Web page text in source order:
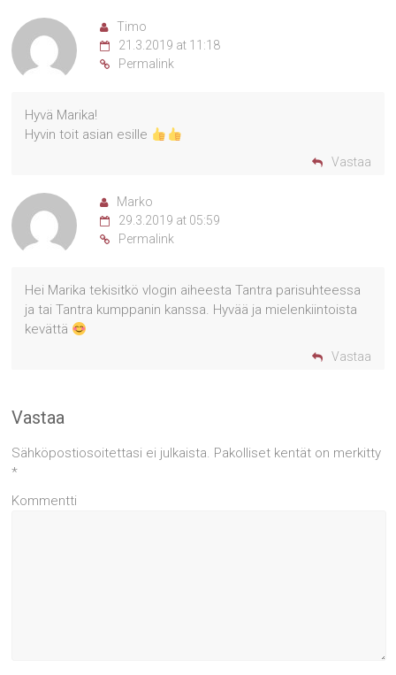
Timo
21.3.2019 at 11:18
Permalink
Hyvä Marika!
Hyvin toit asian esille
Vastaa
Marko
29.3.2019 at 05:59
Permalink
Hei Marika tekisitkö vlogin aiheesta Tantra parisuhteessa
ja tai Tantra kumppanin kanssa. Hyvää ja mielenkiintoista
kevättä
Vastaa
Vastaa
Sähköpostiosoitettasi ei julkaista. Pakolliset kentät on merkitty
*
Kommentti